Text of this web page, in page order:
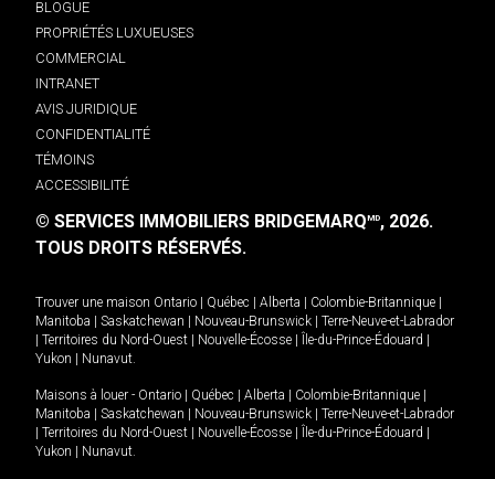
BLOGUE
PROPRIÉTÉS LUXUEUSES
COMMERCIAL
INTRANET
AVIS JURIDIQUE
CONFIDENTIALITÉ
TÉMOINS
ACCESSIBILITÉ
© SERVICES IMMOBILIERS BRIDGEMARQMD, 2026.
TOUS DROITS RÉSERVÉS.
Trouver une maison Ontario Québec Alberta Colombie-Britannique
Manitoba
Saskatchewan Nouveau-Brunswick
Terre-Neuve-et-Labrador
Territoires du Nord-Ouest Nouvelle-Écosse Île-du-Prince-Édouard
Yukon
Nunavut.
Maisons à louer - Ontario Québec Alberta Colombie-Britannique
Manitoba
Saskatchewan Nouveau-Brunswick
Terre-Neuve-et-Labrador
Territoires du Nord-Ouest Nouvelle-Écosse Île-du-Prince-Édouard
Yukon
Nunavut.